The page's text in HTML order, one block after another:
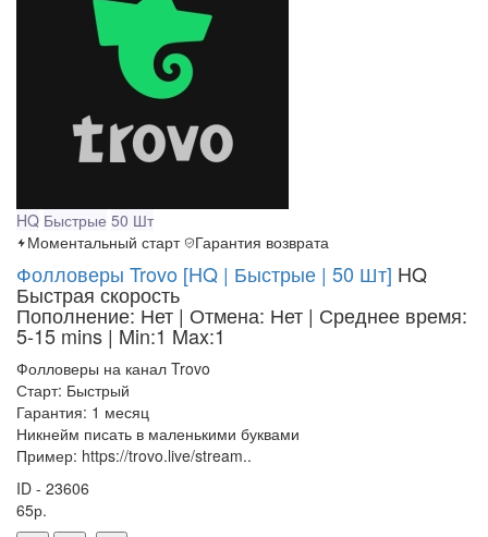
HQ Быстрые 50 Шт
Моментальный старт
Гарантия возврата
Фолловеры Trovo [HQ | Быстрые | 50 Шт] HQ
Быстрая скорость
Пополнение: Нет | Отмена: Нет | Среднее время:
5-15 mins | Min:1 Max:1
Фолловеры на канал Trovo
Старт: Быстрый
Гарантия: 1 месяц
Никнейм писать в маленькими буквами
Пример: https://trovo.live/stream..
ID - 23606
65р.